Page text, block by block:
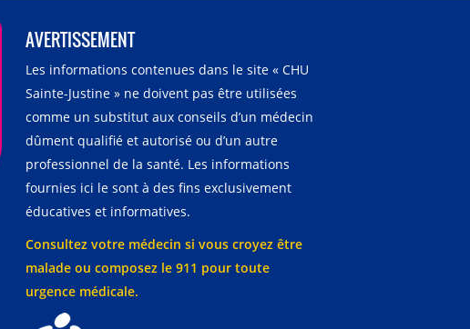
AVERTISSEMENT
Les informations contenues dans le site « CHU
Sainte-Justine » ne doivent pas être utilisées
comme un substitut aux conseils d’un médecin
dûment qualifié et autorisé ou d’un autre
professionnel de la santé. Les informations
fournies ici le sont à des fins exclusivement
éducatives et informatives.
Consultez votre médecin si vous croyez être
malade ou composez le 911 pour toute
urgence médicale.